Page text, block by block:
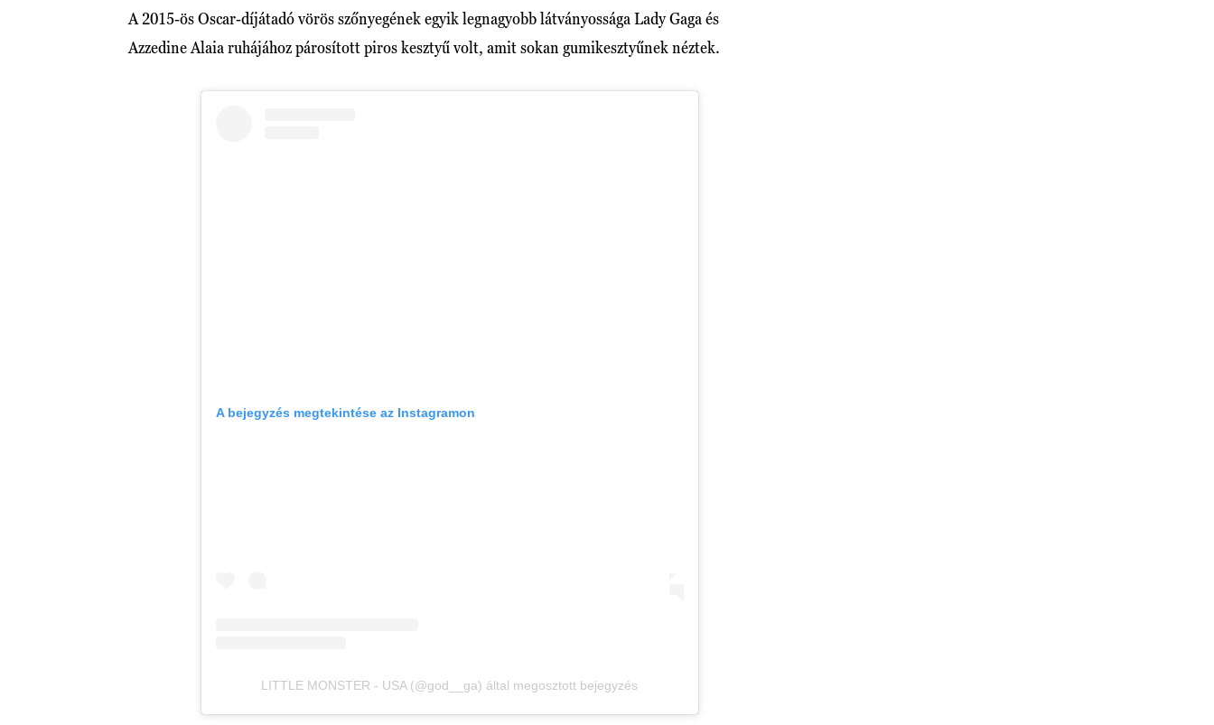
A 2015-ös Oscar-díjátadó vörös szőnyegének egyik legnagyobb látványossága Lady Gaga és
Azzedine Alaia ruhájához párosított piros kesztyű volt, amit sokan gumikesztyűnek néztek.
A bejegyzés megtekintése az Instagramon
LITTLE MONSTER - USA (@god__ga) által megosztott bejegyzés